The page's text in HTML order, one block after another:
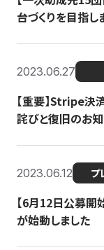
台づくりを目指し
2023.06.27
【重要】Stripe決
詫びと復旧のお
2023.06.12 プ
【6月12日公募開
が始動しました